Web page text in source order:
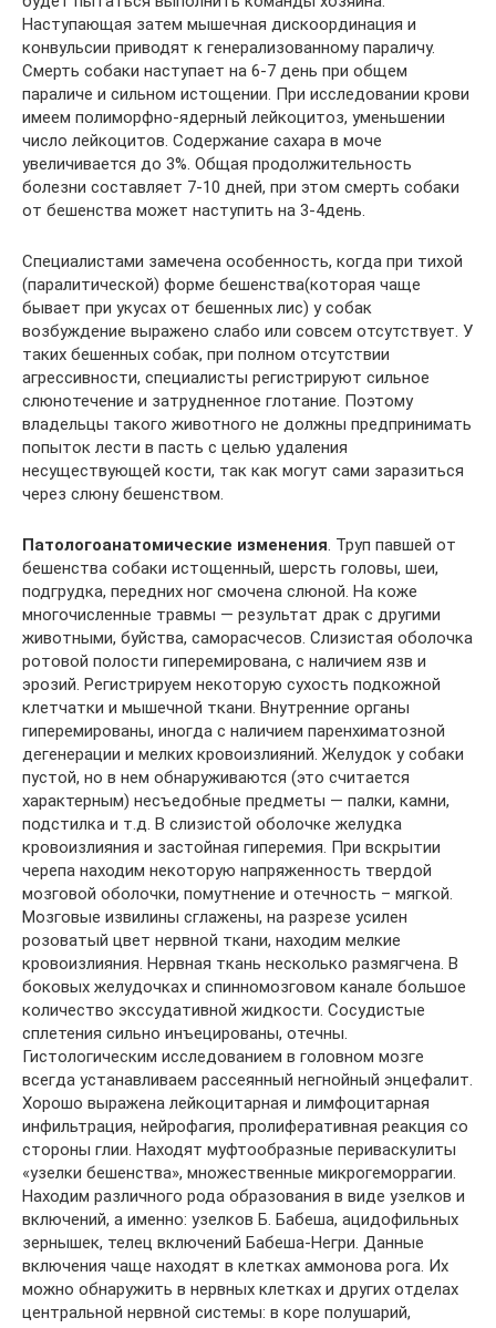
Наступающая затем мышечная дискоординация и
конвульсии приводят к генерализованному параличу.
Смерть собаки наступает на 6-7 день при общем
параличе и сильном истощении. При исследовании крови
имеем полиморфно-ядерный лейкоцитоз, уменьшении
число лейкоцитов. Содержание сахара в моче
увеличивается до 3%. Общая продолжительность
болезни составляет 7-10 дней, при этом смерть собаки
от бешенства может наступить на 3-4день.
Специалистами замечена особенность, когда при тихой
(паралитической) форме бешенства(которая чаще
бывает при укусах от бешенных лис) у собак
возбуждение выражено слабо или совсем отсутствует. У
таких бешенных собак, при полном отсутствии
агрессивности, специалисты регистрируют сильное
слюнотечение и затрудненное глотание. Поэтому
владельцы такого животного не должны предпринимать
попыток лести в пасть с целью удаления
несуществующей кости, так как могут сами заразиться
через слюну бешенством.
Патологоанатомические изменения. Труп павшей от
бешенства собаки истощенный, шерсть головы, шеи,
подгрудка, передних ног смочена слюной. На коже
многочисленные травмы — результат драк с другими
животными, буйства, саморасчесов. Слизистая оболочка
ротовой полости гиперемирована, с наличием язв и
эрозий. Регистрируем некоторую сухость подкожной
клетчатки и мышечной ткани. Внутренние органы
гиперемированы, иногда с наличием паренхиматозной
дегенерации и мелких кровоизлияний. Желудок у собаки
пустой, но в нем обнаруживаются (это считается
характерным) несъедобные предметы — палки, камни,
подстилка и т.д. В слизистой оболочке желудка
кровоизлияния и застойная гиперемия. При вскрытии
черепа находим некоторую напряженность твердой
мозговой оболочки, помутнение и отечность – мягкой.
Мозговые извилины сглажены, на разрезе усилен
розоватый цвет нервной ткани, находим мелкие
кровоизлияния. Нервная ткань несколько размягчена. В
боковых желудочках и спинномозговом канале большое
количество экссудативной жидкости. Сосудистые
сплетения сильно инъецированы, отечны.
Гистологическим исследованием в головном мозге
всегда устанавливаем рассеянный негнойный энцефалит.
Хорошо выражена лейкоцитарная и лимфоцитарная
инфильтрация, нейрофагия, пролиферативная реакция со
стороны глии. Находят муфтообразные периваскулиты
«узелки бешенства», множественные микрогеморрагии.
Находим различного рода образования в виде узелков и
включений, а именно: узелков Б. Бабеша, ацидофильных
зернышек, телец включений Бабеша-Негри. Данные
включения чаще находят в клетках аммонова рога. Их
можно обнаружить в нервных клетках и других отделах
центральной нервной системы: в коре полушарий,